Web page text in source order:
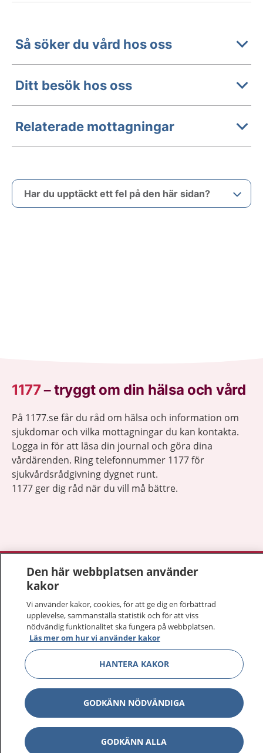
Så söker du vård hos oss
Ditt besök hos oss
Relaterade mottagningar
Har du upptäckt ett fel på den här sidan?
1177–tryggt om din hälsa och vård
På 1177.se får du råd om hälsa och information om
sjukdomar och vilka mottagningar du kan kontakta.
Logga in för att läsa din journal och göra dina
vårdärenden. Ring telefonnummer 1177 för
sjukvårdsrådgivning dygnet runt.
1177 ger dig råd när du vill må bättre.
1177 på flera språk
Om 1177
Kontakt
Behandling av personuppgifter
Hantering av kakor
Inställningar för kakor
Den här webbplatsen använder
kakor
Vi använder kakor, cookies, för att ge dig en förbättrad
upplevelse, sammanställa statistik och för att viss
nödvändig funktionalitet ska fungera på webbplatsen.
Läs mer om hur vi använder kakor
HANTERA KAKOR
GODKÄNN NÖDVÄNDIGA
GODKÄNN ALLA